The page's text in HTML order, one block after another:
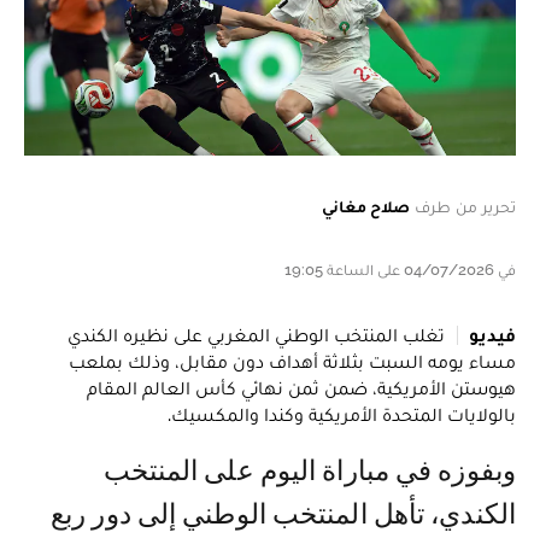
تحرير من طرف صلاح مغاني
في 04/07/2026 على الساعة 19:05
فيديو
تغلب المنتخب الوطني المغربي على نظيره الكندي
مساء يومه السبت بثلاثة أهداف دون مقابل، وذلك بملعب
هيوستن الأمريكية، ضمن ثمن نهائي كأس العالم المقام
بالولايات المتحدة الأمريكية وكندا والمكسيك.
وبفوزه في مباراة اليوم على المنتخب
الكندي، تأهل المنتخب الوطني إلى دور ربع